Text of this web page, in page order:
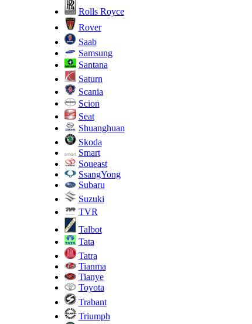
Rolls Royce
Rover
Saab
Samsung
Santana
Saturn
Scania
Scion
Seat
Shuanghuan
Skoda
Smart
Soueast
SsangYong
Subaru
Suzuki
TVR
Talbot
Tata
Tatra
Tianma
Tianye
Toyota
Trabant
Triumph